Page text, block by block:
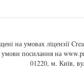
на умовах ліцензії
умови посилання на
01220, м. Київ,